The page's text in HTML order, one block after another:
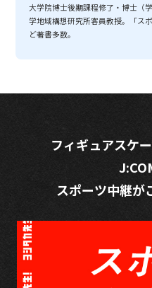
大学院博士後期課程修了・博士（
学地域構想研究所客員教授。「ス
ど著書多数。
フィギュアスケ
スポーツ中継が